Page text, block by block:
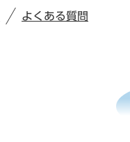
よくある質問